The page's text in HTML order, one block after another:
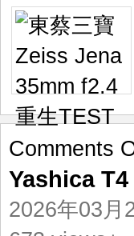
Comments
Yashica
2026年03月